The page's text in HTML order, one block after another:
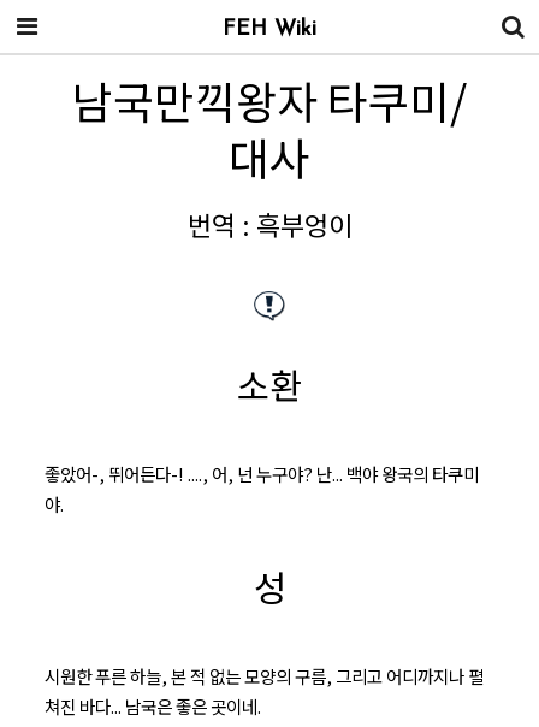
남국만끽왕자 타쿠미/
대사
번역 : 흑부엉이
소환
좋았어-, 뛰어든다-! ...., 어, 넌 누구야? 난... 백야 왕국의 타쿠미
야.
성
시원한 푸른 하늘, 본 적 없는 모양의 구름, 그리고 어디까지나 펼
쳐진 바다... 남국은 좋은 곳이네.
FEH Wiki